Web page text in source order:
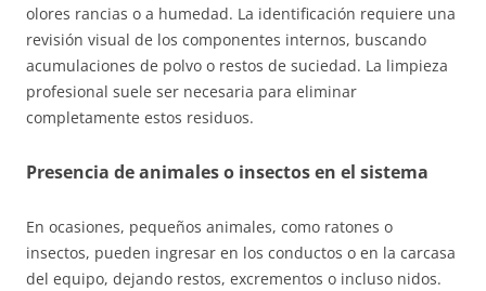
olores rancias o a humedad. La identificación requiere una
revisión visual de los componentes internos, buscando
acumulaciones de polvo o restos de suciedad. La limpieza
profesional suele ser necesaria para eliminar
completamente estos residuos.
Presencia de animales o insectos en el sistema
En ocasiones, pequeños animales, como ratones o
insectos, pueden ingresar en los conductos o en la carcasa
del equipo, dejando restos, excrementos o incluso nidos.